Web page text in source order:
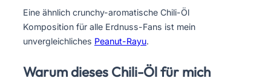
Eine ähnlich crunchy-aromatische Chili-Öl
Komposition für alle Erdnuss-Fans ist mein
unvergleichliches Peanut-Rayu.
Warum dieses Chili-Öl für mich